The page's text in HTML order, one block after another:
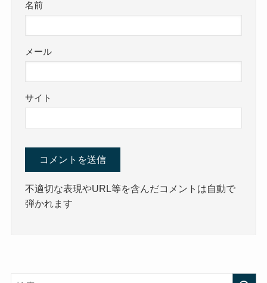
名前
メール
サイト
不適切な表現やURL等を含んだコメントは自動で
弾かれます